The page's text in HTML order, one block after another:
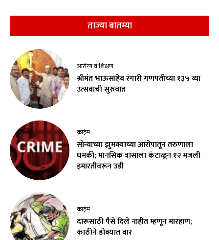
ताज्या बातम्या
आरोग्य व शिक्षण
श्रीमंत भाऊसाहेब रंगारी गणपतीच्या १३५ व्या
उत्सवाची सुरुवात
क्राईम
सोन्याच्या झुमक्याच्या आरोपातून तरुणाला
धमकी; मानसिक त्रासाला कंटाळून १२ मजली
इमारतीवरून उडी
क्राईम
दारूसाठी पैसे दिले नाहीत म्हणून मारहाण;
काठीने डोक्यात वार